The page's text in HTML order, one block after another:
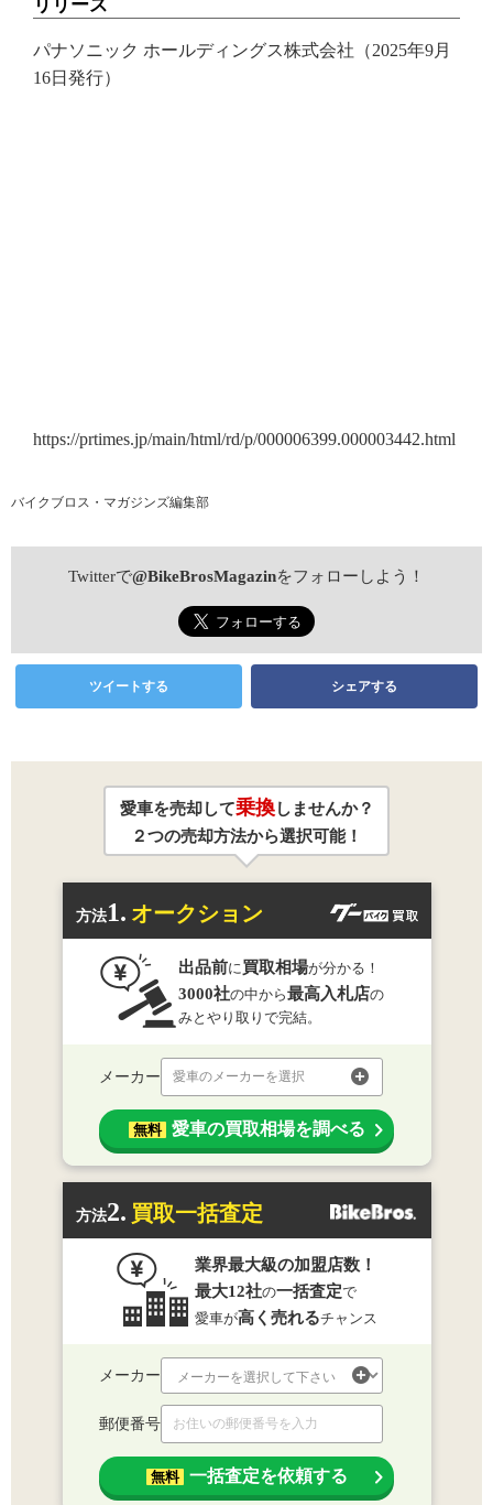
リリース
パナソニック ホールディングス株式会社（2025年9月
16日発行）
https://prtimes.jp/main/html/rd/p/000006399.000003442.html
バイクブロス・マガジンズ編集部
Twitterで@BikeBrosMagazinをフォローしよう！
ツイートする シェアする
愛車を売却して乗換しませんか？
２つの売却方法から選択可能！
方法1. オークション
出品前に買取相場が分かる！
3000社の中から最高入札店の
みとやり取りで完結。
メーカー 愛車のメーカーを選択
無料 愛車の買取相場を調べる
方法2. 買取一括査定
業界最大級の加盟店数！
最大12社の一括査定で
愛車が高く売れるチャンス
メーカー
郵便番号
無料 一括査定を依頼する